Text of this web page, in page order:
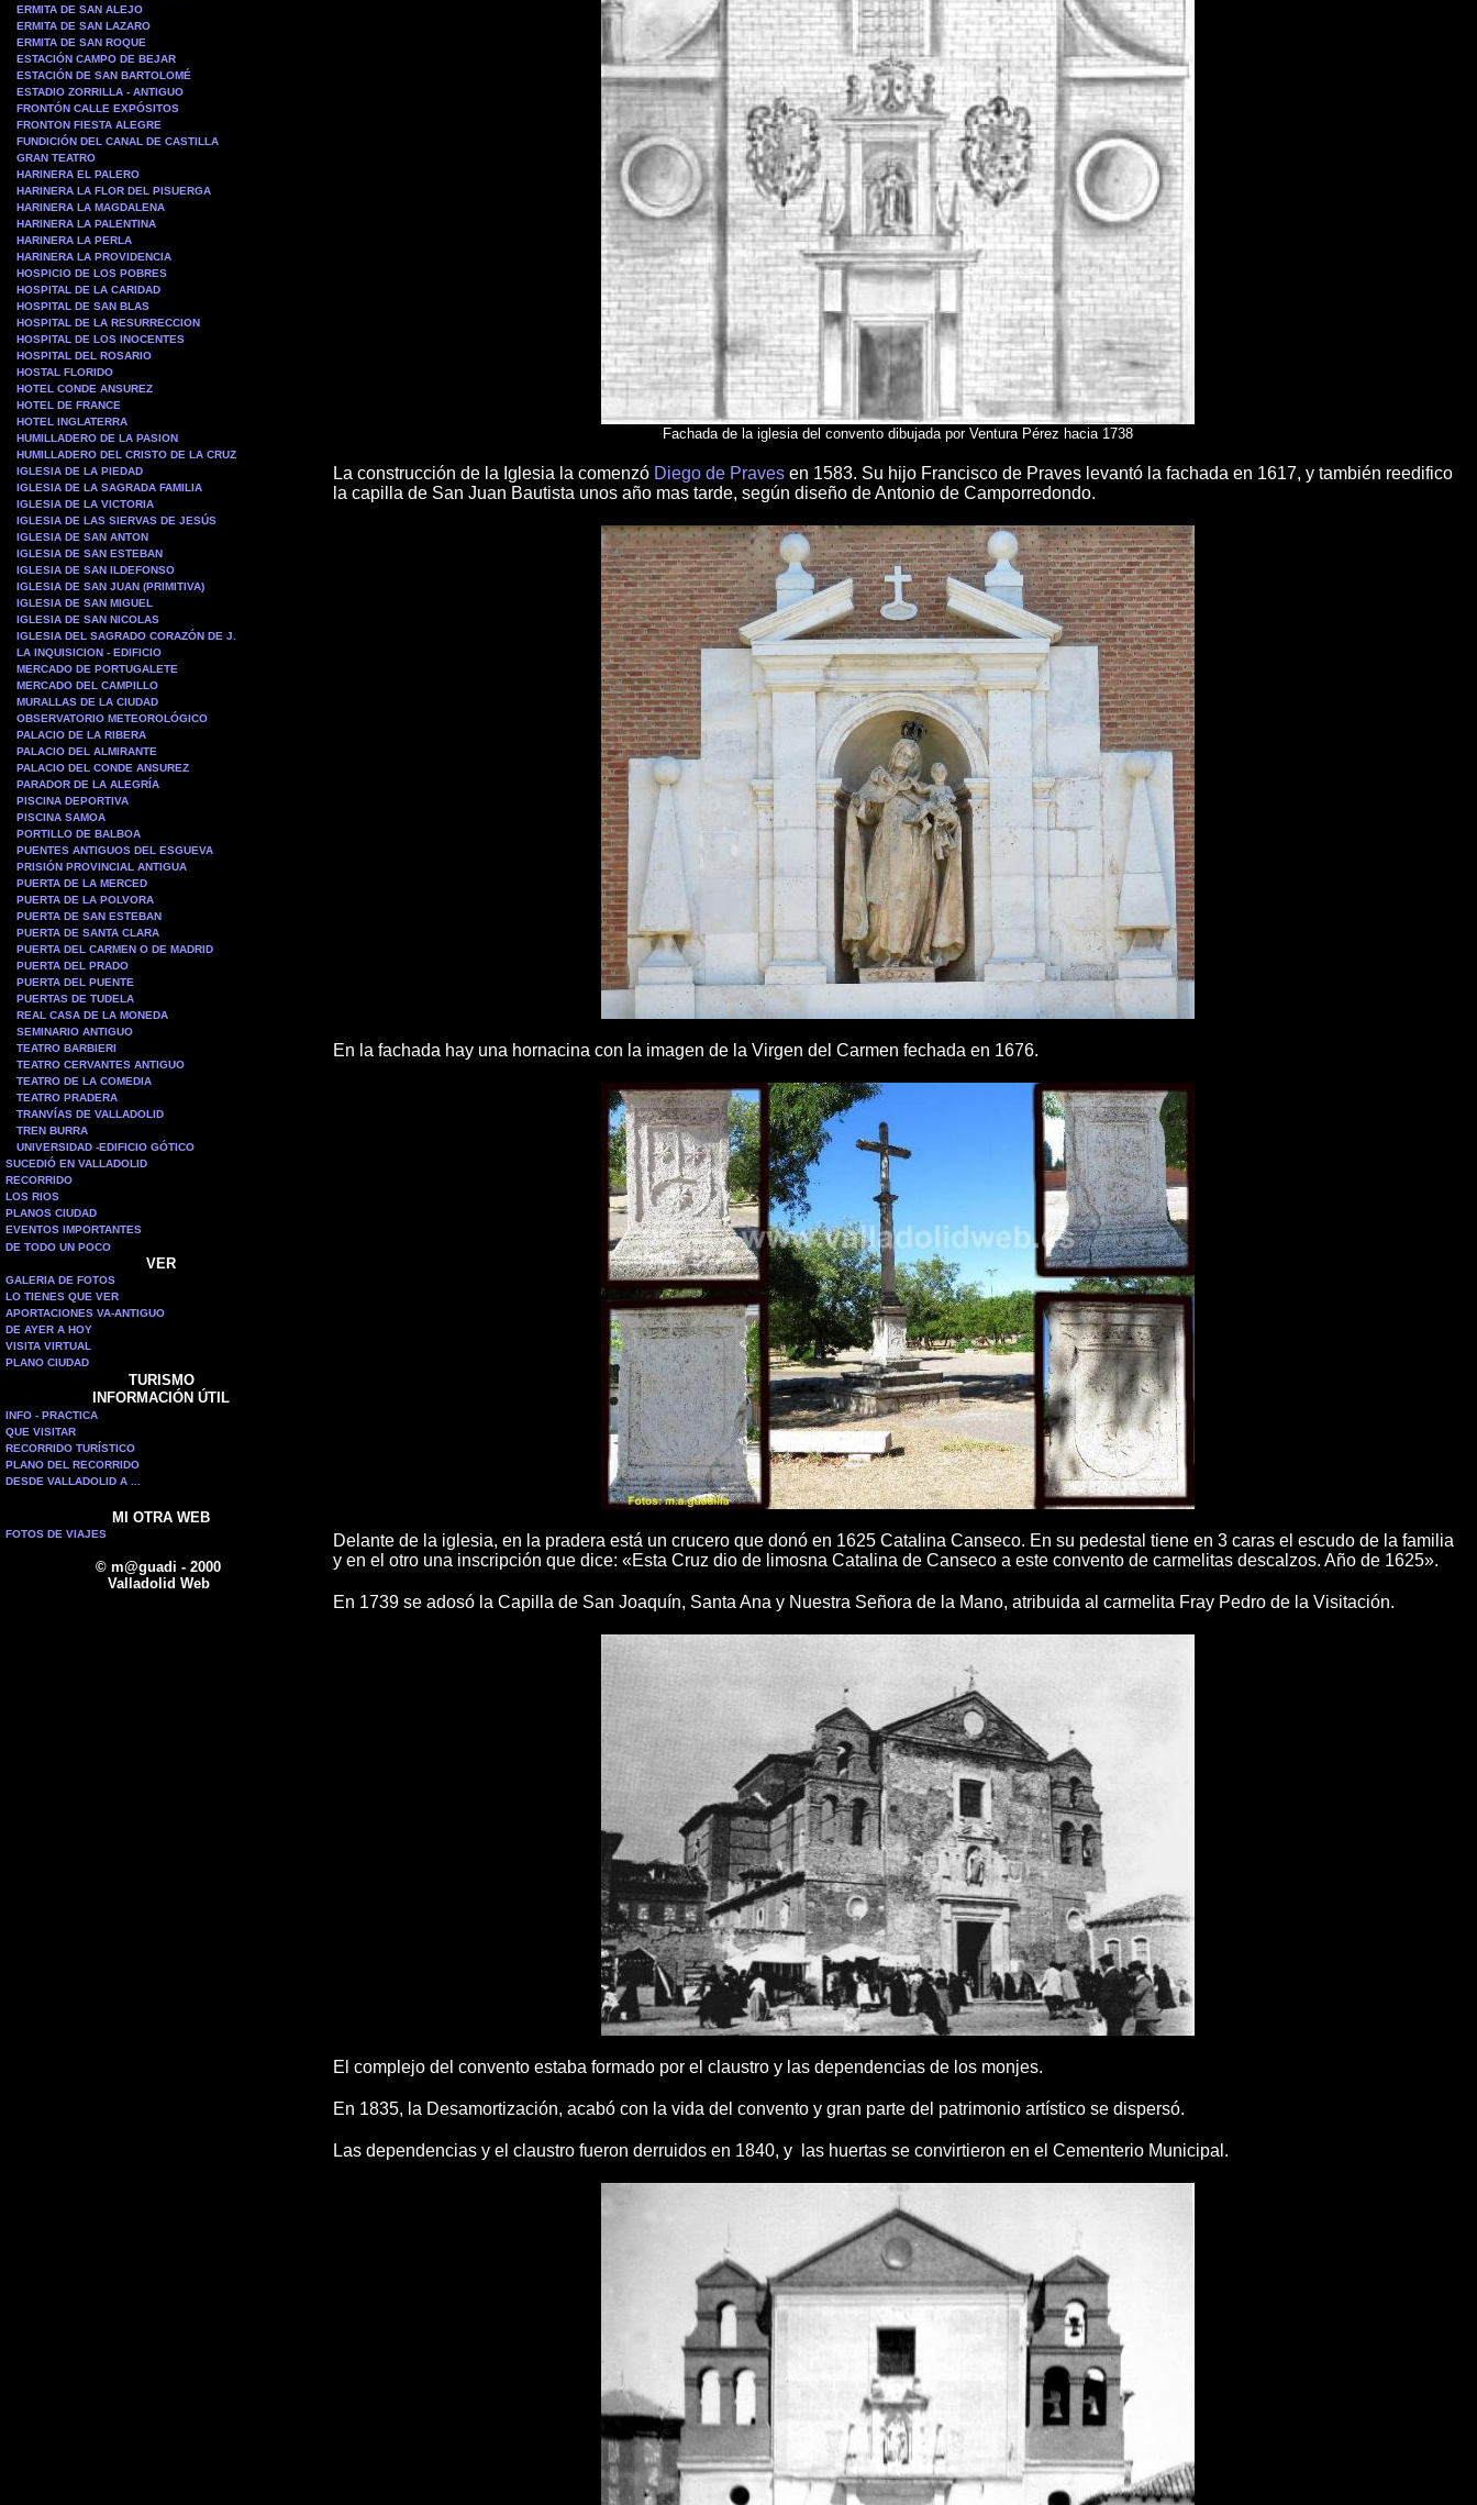
ERMITA DE SAN ALEJO
ERMITA DE SAN LAZARO
ERMITA DE SAN ROQUE
ESTACIÓN CAMPO DE BEJAR
ESTACIÓN DE SAN BARTOLOMÉ
ESTADIO ZORRILLA - ANTIGUO
FRONTÓN CALLE EXPÓSITOS
FRONTON FIESTA ALEGRE
FUNDICIÓN DEL CANAL DE CASTILLA
GRAN TEATRO
HARINERA EL PALERO
HARINERA LA FLOR DEL PISUERGA
HARINERA LA MAGDALENA
HARINERA LA PALENTINA
HARINERA LA PERLA
HARINERA LA PROVIDENCIA
HOSPICIO DE LOS POBRES
HOSPITAL DE LA CARIDAD
HOSPITAL DE SAN BLAS
HOSPITAL DE LA RESURRECCION
HOSPITAL DE LOS INOCENTES
HOSPITAL DEL ROSARIO
HOSTAL FLORIDO
HOTEL CONDE ANSUREZ
HOTEL DE FRANCE
HOTEL INGLATERRA
HUMILLADERO DE LA PASION
HUMILLADERO DEL CRISTO DE LA CRUZ
IGLESIA DE LA PIEDAD
IGLESIA DE LA SAGRADA FAMILIA
IGLESIA DE LA VICTORIA
IGLESIA DE LAS SIERVAS DE JESÚS
IGLESIA DE SAN ANTON
IGLESIA DE SAN ESTEBAN
IGLESIA DE SAN ILDEFONSO
IGLESIA DE SAN JUAN (PRIMITIVA)
IGLESIA DE SAN MIGUEL
IGLESIA DE SAN NICOLAS
IGLESIA DEL SAGRADO CORAZÓN DE J.
LA INQUISICION - EDIFICIO
MERCADO DE PORTUGALETE
MERCADO DEL CAMPILLO
MURALLAS DE LA CIUDAD
OBSERVATORIO METEOROLÓGICO
PALACIO DE LA RIBERA
PALACIO DEL ALMIRANTE
PALACIO DEL CONDE ANSUREZ
PARADOR DE LA ALEGRÍA
PISCINA DEPORTIVA
PISCINA SAMOA
PORTILLO DE BALBOA
PUENTES ANTIGUOS DEL ESGUEVA
PRISIÓN PROVINCIAL ANTIGUA
PUERTA DE LA MERCED
PUERTA DE LA POLVORA
PUERTA DE SAN ESTEBAN
PUERTA DE SANTA CLARA
PUERTA DEL CARMEN O DE MADRID
PUERTA DEL PRADO
PUERTA DEL PUENTE
PUERTAS DE TUDELA
REAL CASA DE LA MONEDA
SEMINARIO ANTIGUO
TEATRO BARBIERI
TEATRO CERVANTES ANTIGUO
TEATRO DE LA COMEDIA
TEATRO PRADERA
TRANVÍAS DE VALLADOLID
TREN BURRA
UNIVERSIDAD -EDIFICIO GÓTICO
SUCEDIÓ EN VALLADOLID
RECORRIDO
LOS RIOS
PLANOS CIUDAD
EVENTOS IMPORTANTES
DE TODO UN POCO
VER
GALERIA DE FOTOS
LO TIENES QUE VER
APORTACIONES VA-ANTIGUO
DE AYER A HOY
VISITA VIRTUAL
PLANO CIUDAD
TURISMO
INFORMACIÓN ÚTIL
INFO - PRACTICA
QUE VISITAR
RECORRIDO TURÍSTICO
PLANO DEL RECORRIDO
DESDE VALLADOLID A ...
MI OTRA WEB
FOTOS DE VIAJES
© m@guadi - 2000
Valladolid Web
Fachada de la iglesia del convento dibujada por Ventura Pérez hacia 1738
La construcción de la Iglesia la comenzó Diego de Praves en 1583. Su hijo Francisco de Praves levantó la fachada en 1617, y también reedifico
la capilla de San Juan Bautista unos año mas tarde, según diseño de Antonio de Camporredondo.
En la fachada hay una hornacina con la imagen de la Virgen del Carmen fechada en 1676.
Delante de la iglesia, en la pradera está un crucero que donó en 1625 Catalina Canseco. En su pedestal tiene en 3 caras el escudo de la familia
y en el otro una inscripción que dice: «Esta Cruz dio de limosna Catalina de Canseco a este convento de carmelitas descalzos. Año de 1625».
En 1739 se adosó la Capilla de San Joaquín, Santa Ana y Nuestra Señora de la Mano, atribuida al carmelita Fray Pedro de la Visitación.
El complejo del convento estaba formado por el claustro y las dependencias de los monjes.
En 1835, la Desamortización, acabó con la vida del convento y gran parte del patrimonio artístico se dispersó.
Las dependencias y el claustro fueron derruidos en 1840, y las huertas se convirtieron en el Cementerio Municipal.